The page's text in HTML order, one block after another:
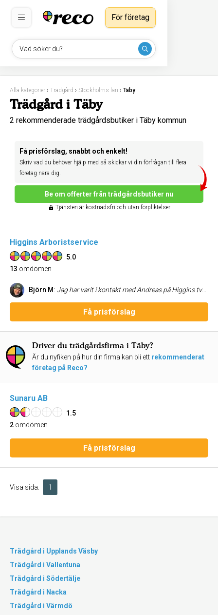
Vad söker du?
För företag
Alla kategorier › Trädgård › Stockholms län › Täby
Trädgård i Täby
2 rekommenderade trädgårdsbutiker i Täby kommun
Få prisförslag, snabbt och enkelt!
Skriv vad du behöver hjälp med så skickar vi din förfrågan till flera
företag nära dig.
Be om offerter från trädgårdsbutiker nu
Tjänsten är kostnadsfri och utan förpliktelser
Higgins Arboristservice
5.0
13 omdömen
Björn M: Jag har varit i kontakt med Andreas på Higgins två gånger - dels när vår samfällighet fick hjälp med att fälla, beskära och nyplantera ett antal träd och dels när jag behövde hjälp med min långa och taggiga häck. Jag har sällan haft att göra med ett så bra företag som Higgins. Andreas är extremt trevlig, professionell, seriös och tillmötesgående. Han var inlyssnande och säkerställde att verkligen att han förstått vad vi var ute efter, kom med bra råd och var väldigt lätt att ha att göra med. Det finns ingen tvekan - har ni behov av arboristtjänster är Higgins ett klockrent val.
Få prisförslag
Driver du trädgårdsfirma i Täby?
Är du nyfiken på hur din firma kan bli ett rekommenderat
företag på Reco?
Sunaru AB
1.5
2 omdömen
Få prisförslag
Visa sida: 1
Trädgård i Upplands Väsby
Trädgård i Vallentuna
Trädgård i Södertälje
Trädgård i Nacka
Trädgård i Värmdö